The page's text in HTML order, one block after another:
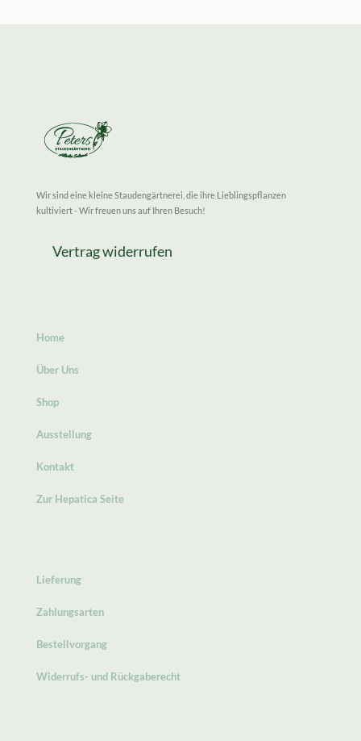
Wir sind eine kleine Staudengärtnerei, die ihre Lieblingspflanzen
kultiviert - Wir freuen uns auf Ihren Besuch!
Vertrag widerrufen
Home
Über Uns
Shop
Ausstellung
Kontakt
Zur Hepatica Seite
Lieferung
Zahlungsarten
Bestellvorgang
Widerrufs- und Rückgaberecht